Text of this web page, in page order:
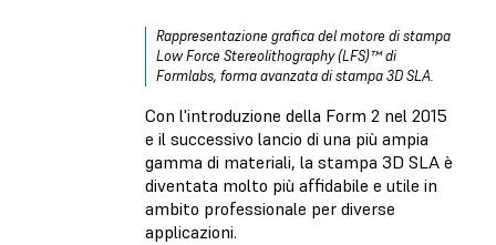
Rappresentazione grafica del motore di stampa
Low Force Stereolithography (LFS)™ di
Formlabs, forma avanzata di stampa 3D SLA.
Con l'introduzione della Form 2 nel 2015
e il successivo lancio di una più ampia
gamma di materiali, la stampa 3D SLA è
diventata molto più affidabile e utile in
ambito professionale per diverse
applicazioni.